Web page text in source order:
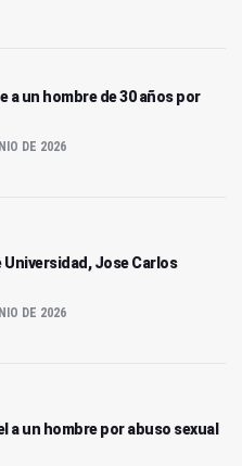
a un hombre de 30 años por
DE 2026
Universidad, Jose Carlos
DE 2026
a un hombre por abuso sexual